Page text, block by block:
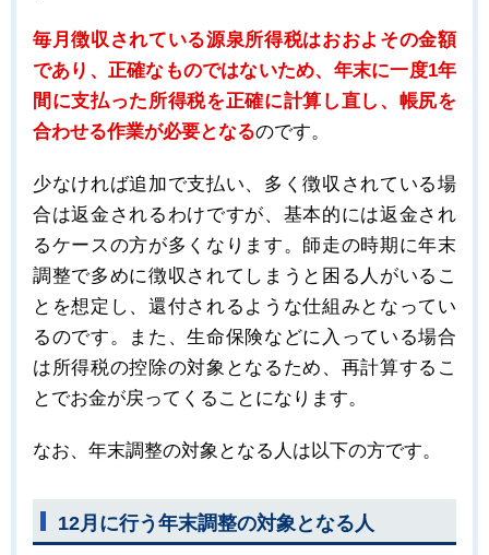
毎月徴収されている源泉所得税はおおよその金額
であり、正確なものではないため、年末に一度1年
間に支払った所得税を正確に計算し直し、帳尻を
合わせる作業が必要となるのです。
少なければ追加で支払い、多く徴収されている場
合は返金されるわけですが、基本的には返金され
るケースの方が多くなります。師走の時期に年末
調整で多めに徴収されてしまうと困る人がいるこ
とを想定し、還付されるような仕組みとなってい
るのです。また、生命保険などに入っている場合
は所得税の控除の対象となるため、再計算するこ
とでお金が戻ってくることになります。
なお、年末調整の対象となる人は以下の方です。
12月に行う年末調整の対象となる人